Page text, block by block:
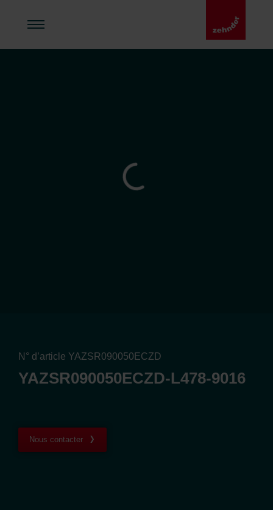
N° d’article YAZSR090050ECZD
YAZSR090050ECZD-L478-9016
Nous contacter